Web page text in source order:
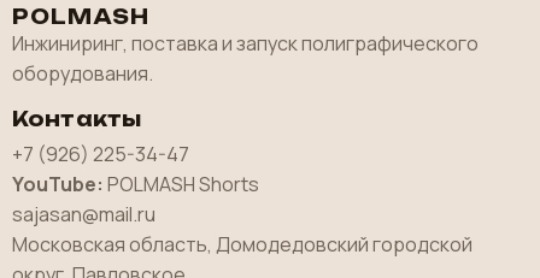
POLMASH
Инжиниринг, поставка и запуск полиграфического
оборудования.
Контакты
+7 (926) 225-34-47
YouTube: POLMASH Shorts
sajasan@mail.ru
Московская область, Домодедовский городской